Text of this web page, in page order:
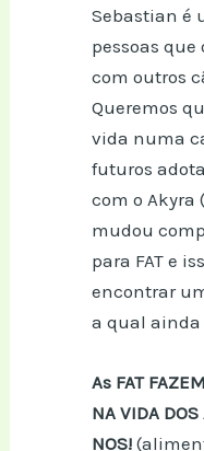
Sebastian é
pessoas que
com outros
Queremos
vida numa
futuros
com o Akyra
mudou
para FAT e
encontrar
a qual ainda
As FAT
NA VIDA
NOS!